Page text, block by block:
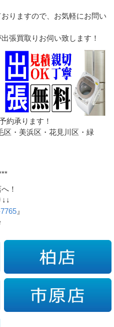
りますので、お気軽にお問い
張買取りお伺い致します！
約承ります！
区・美浜区・花見川区・緑
！
』